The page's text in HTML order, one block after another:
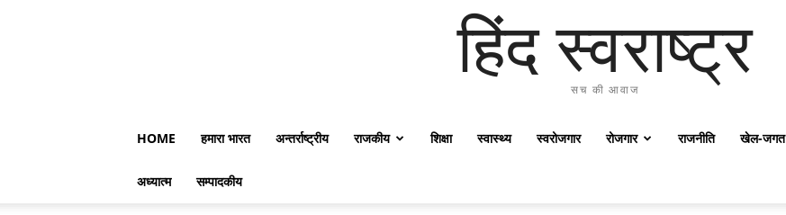
हिंद स्वराष्ट्र
सच की आवाज
HOME हमारा भारत अन्तर्राष्ट्रीय राजकीय शिक्षा स्वास्थ्य स्वरोजगार रोजगार राजनीति खेल-जगत
अध्यात्म सम्पादकीय